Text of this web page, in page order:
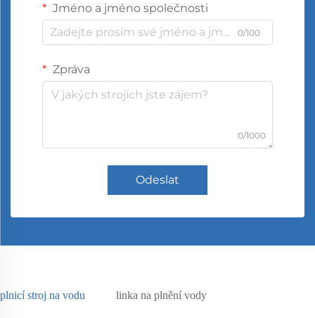
Jméno a jméno společnosti
0/100
Zpráva
0/1000
Odeslat
plnicí stroj na vodu linka na plnění vody